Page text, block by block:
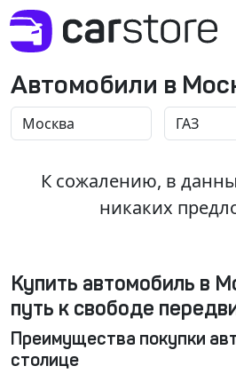
Автомобили в
К сожалению, в
никаких
Купить автомобиль в
путь к свободе
Преимущества покупки
столице